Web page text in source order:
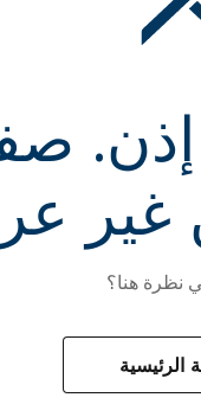
غير
نظرة هنا؟
الرئيسية